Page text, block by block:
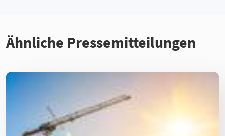
Ähnliche Pressemitteilungen